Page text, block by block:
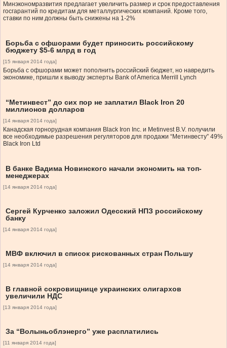
Минэкономразвития предлагает увеличить размер и срок предоставления
госгарантий по кредитам для металлургических компаний. Кроме того,
ставки по ним должны быть снижены на 1-2%
Борьба с офшорами будет приносить российскому
бюджету $5-6 млрд в год
[15 января 2014 года]
Борьба с офшорами может пополнить российский бюджет, но навредить
экономике, пришли к выводу эксперты Bank of America Merrill Lynch
“Метинвест” до сих пор не заплатил Black Iron 20
миллионов долларов
[14 января 2014 года]
Канадская горнорудная компания Black Iron Inc. и Metinvest B.V. получили
все необходимые разрешения регуляторов для продажи “Метинвесту” 49%
Black Iron Ltd
В банке Вадима Новинского начали экономить на топ-
менеджерах
[14 января 2014 года]
Сергей Курченко заложил Одесский НПЗ российскому
банку
[14 января 2014 года]
МВФ включил в список рискованных стран Польшу
[14 января 2014 года]
В главной сокровищнице украинских олигархов
увеличили НДС
[13 января 2014 года]
За “Волыньоблэнерго” уже расплатились
[11 января 2014 года]